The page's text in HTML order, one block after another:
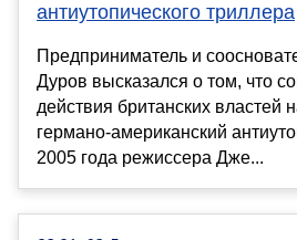
антиутопического триллера
Предприниматель и
Дуров высказался о том, что
действия британских властей
германо-американский
2005 года режиссера Дже...